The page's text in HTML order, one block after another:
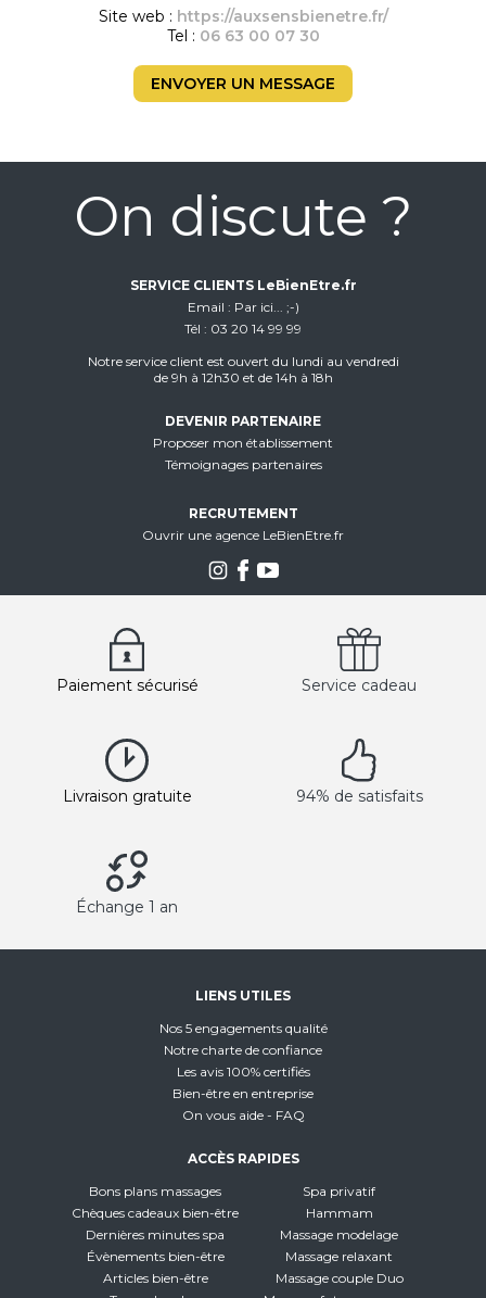
Site web : https://auxsensbienetre.fr/
Tel : 06 63 00 07 30
ENVOYER UN MESSAGE
On discute ?
SERVICE CLIENTS LeBienEtre.fr
Email
Par ici... ;-)
Tél
03 20 14 99 99
Notre service client est ouvert du lundi au vendredi
de 9h à 12h30 et de 14h à 18h
DEVENIR PARTENAIRE
Proposer mon établissement
Témoignages partenaires
RECRUTEMENT
Ouvrir une agence LeBienEtre.fr
Paiement sécurisé Service cadeau
Livraison gratuite 94% de satisfaits
Échange 1 an
LIENS UTILES
Nos 5 engagements qualité
Notre charte de confiance
Les avis 100% certifiés
Bien-être en entreprise
On vous aide - FAQ
ACCÈS RAPIDES
Bons plans massages
Chèques cadeaux bien-être
Dernières minutes spa
Évènements bien-être
Articles bien-être
Spa privatif
Hammam
Massage modelage
Massage relaxant
Massage couple Duo